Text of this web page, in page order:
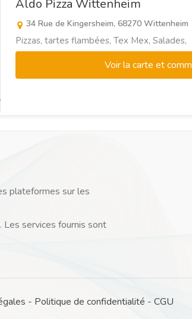
Aldo Pizza Wittenheim
34 Rue de Kingersheim, 68270 Wittenheim
Pizzas, tartes flambées, Tex Mex, Salades,
Voir la carte et
plateformes sur les
services fournis sont
- Politique de confidentialité - CGU